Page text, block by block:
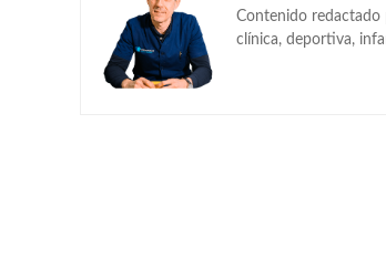
Contenido redactado
clínica, deportiva,